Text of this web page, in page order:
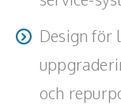
att sälja funktion,
produkter.
Design för
och